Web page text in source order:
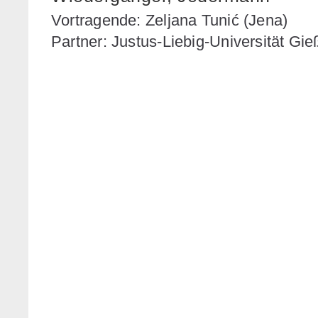
Vortragende: Zeljana Tunić (Jena)
Partner: Justus-Liebig-Universität